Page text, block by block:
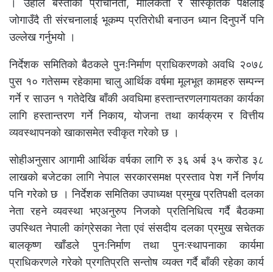
। उहाँले बस्तीको प्राचीनता, मौलिकता र सांस्कृतिक पक्षलाई
जोगाउँदै ती संरचनालाई भूकम्प प्रतिरोधी बनाउन ध्यान दिनुपर्ने पनि
उल्लेख गर्नुभयो ।
निर्देशक समितिको बैठकले पुनःनिर्माण प्राधिकरणको अवधि २०७८
पुस १० गतेसम्म रहेकामा चालु आर्थिक वर्षमा मूलभूत कामहरु सम्पन्न
गर्ने र साउन १ गतेदेखि बाँकी अवधिमा हस्तान्तरणलगायतका कार्यका
लागि हस्तान्तरण गर्ने निकाय, योजना तथा कार्यक्रम र वित्तीय
व्यवस्थापनको खाकासमेत स्वीकृत गरेको छ ।
सोहीअनुसार आगामी आर्थिक वर्षका लागि रु ३६ अर्ब ३५ करोड ३८
लाखको बजेटका लागि नेपाल सरकारसमक्ष प्रस्ताव पेश गर्ने निर्णय
पनि गरेको छ । निर्देशक समितिका उपाध्यक्ष प्रमुख प्रतिपक्षी दलका
नेता रहने व्यवस्था भएअनुरुप निजको प्रतिनिधित्व गर्दै बैठकमा
उपस्थित नेपाली कांग्रेसका नेता एवं संसदीय दलका प्रमुख सचेतक
बालकृष्ण खाँडले पुनःनिर्माण तथा पुनःस्थापनाका कार्यमा
प्राधिकरणले गरेको प्रगतिप्रति सन्तोष व्यक्त गर्दै बाँकी रहेका कार्य